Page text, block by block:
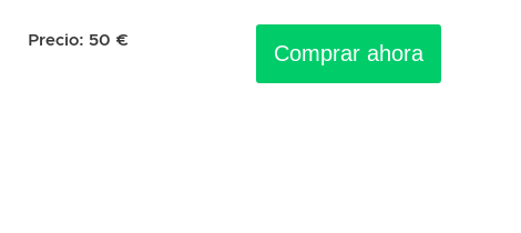
Precio: 50 €
Comprar ahora